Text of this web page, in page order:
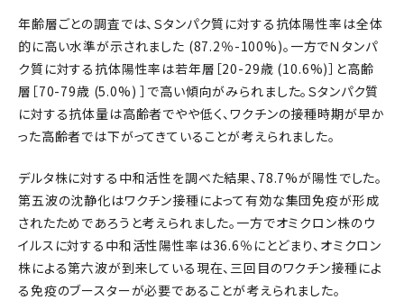
年齢層ごとの調査では、Ｓタンパク質に対する抗体陽性率は全体
的に高い水準が示されました (87.2％-100%)。一方でＮタンパ
ク質に対する抗体陽性率は若年層［20-29歳 (10.6%)］と高齢
層［70-79歳 (5.0%) ］で高い傾向がみられました。Ｓタンパク質
に対する抗体量は高齢者でやや低く、ワクチンの接種時期が早か
った高齢者では下がってきていることが考えられました。
デルタ株に対する中和活性を調べた結果、78.7%が陽性でした。
第五波の沈静化はワクチン接種によって有効な集団免疫が形成
されたためであろうと考えられました。一方でオミクロン株のウ
イルスに対する中和活性陽性率は36.6％にとどまり、オミクロン
株による第六波が到来している現在、三回目のワクチン接種によ
る免疫のブースターが必要であることが考えられました。